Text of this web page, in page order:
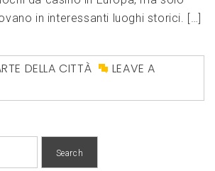
in interessanti luoghi storici. […]
DELLA CITTÀ
LEAVE A